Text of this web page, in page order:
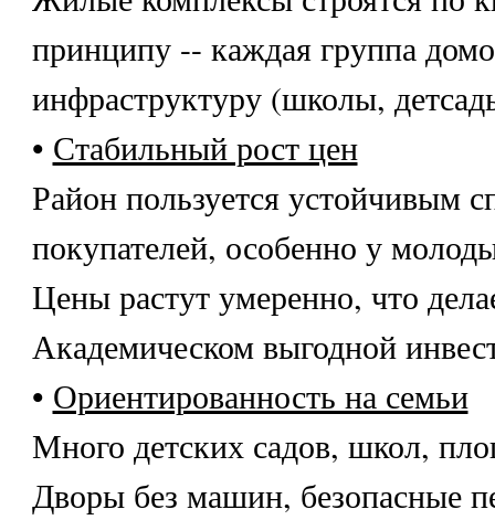
принципу -- каждая группа
инфраструктуру (школы,
• Стабильный рост цен
Район пользуется устойчивым
покупателей, особенно у
Цены растут умеренно, что
Академическом выгодной
• Ориентированность на семьи
Много детских садов, школ,
Дворы без машин, безопасные